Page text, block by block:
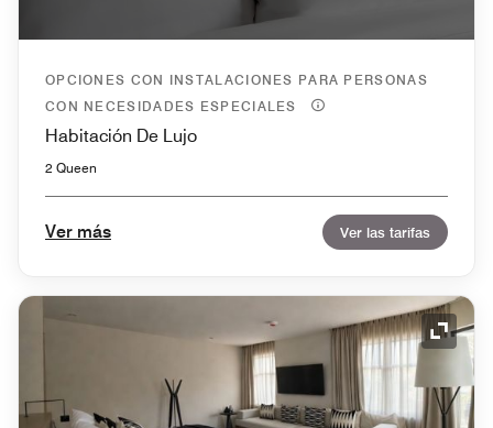
OPCIONES CON INSTALACIONES PARA PERSONAS
CON NECESIDADES ESPECIALES
Habitación De Lujo
2 Queen
Ver más Ver las tarifas
Icono